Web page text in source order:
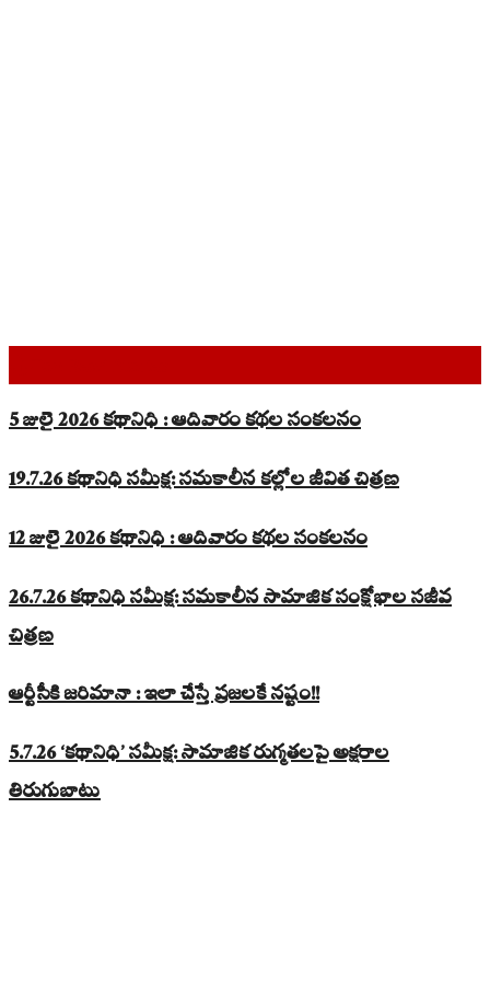
5 జులై 2026 కథానిధి : ఆదివారం కథల సంకలనం
19.7.26 కథానిధి సమీక్ష: సమకాలీన కల్లోల జీవిత చిత్రణ
12 జులై 2026 కథానిధి : ఆదివారం కథల సంకలనం
26.7.26 కథానిధి సమీక్ష: సమకాలీన సామాజిక సంక్షోభాల సజీవ
చిత్రణ
ఆర్టీసీకి జరిమానా : ఇలా చేస్తే ప్రజలకే నష్టం!!
5.7.26 ‘కథానిధి’ సమీక్ష: సామాజిక రుగ్మతలపై అక్షరాల
తిరుగుబాటు